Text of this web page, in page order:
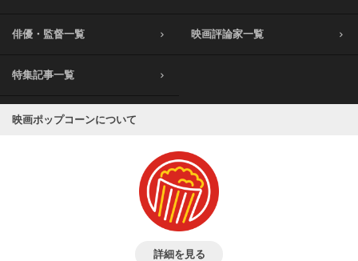
俳優・監督一覧 映画評論家一覧
特集記事一覧
映画ポップコーンについて
詳細を見る